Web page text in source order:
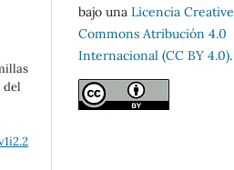
del
bajo una Licencia Creative
Commons Atribución 4.0
Internacional (CC BY 4.0).